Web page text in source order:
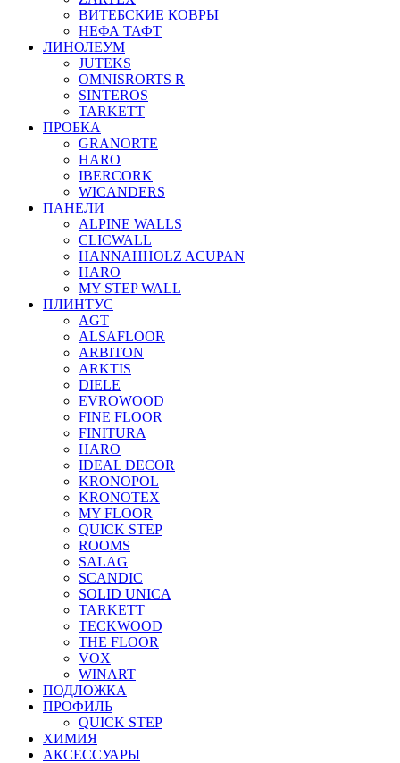
ВИТЕБСКИЕ КОВРЫ
НЕФА ТАФТ
ЛИНОЛЕУМ
JUTEKS
OMNISRORTS R
SINTEROS
TARKETT
ПРОБКА
GRANORTE
HARO
IBERCORK
WICANDERS
ПАНЕЛИ
ALPINE WALLS
CLICWALL
HANNAHHOLZ ACUPAN
HARO
MY STEP WALL
ПЛИНТУС
AGT
ALSAFLOOR
ARBITON
ARKTIS
DIELE
EVROWOOD
FINE FLOOR
FINITURA
HARO
IDEAL DECOR
KRONOPOL
KRONOTEX
MY FLOOR
QUICK STEP
ROOMS
SALAG
SCANDIC
SOLID UNICA
TARKETT
TECKWOOD
THE FLOOR
VOX
WINART
ПОДЛОЖКА
ПРОФИЛЬ
QUICK STEP
ХИМИЯ
АКСЕССУАРЫ